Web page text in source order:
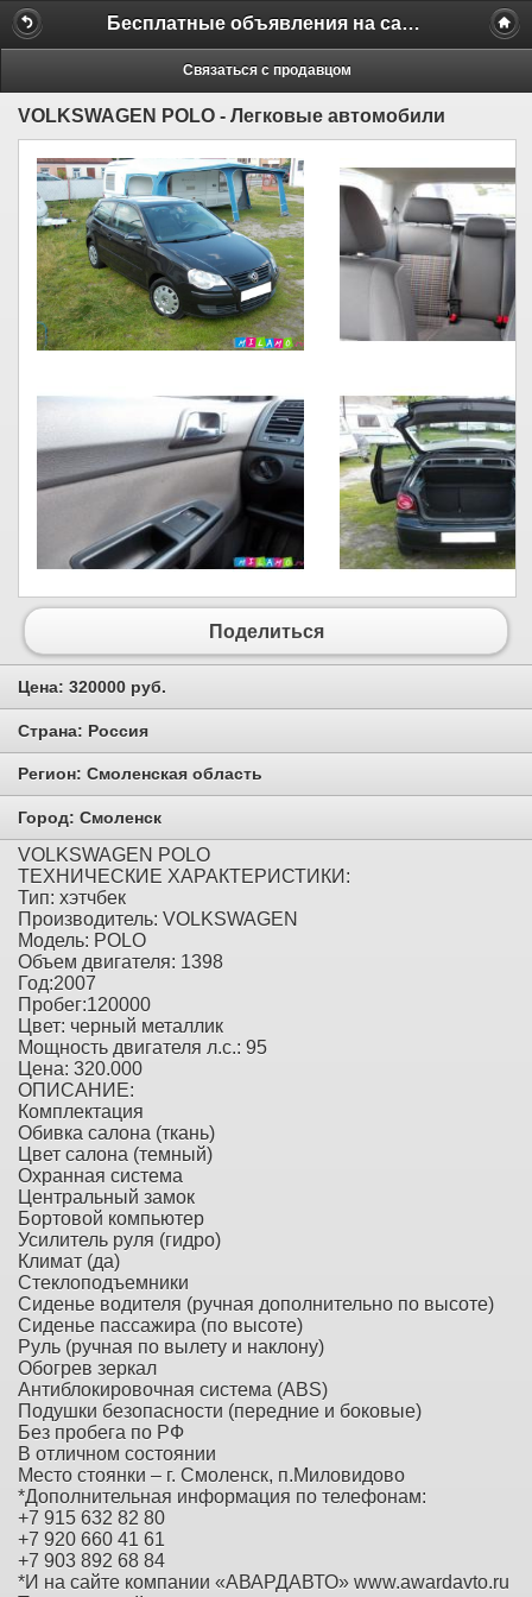
Бесплатные объявления на сайте MILAMO.ru
Связаться с продавцом
VOLKSWAGEN POLO - Легковые автомобили
Поделиться
Цена: 320000 руб.
Страна: Россия
Регион: Смоленская область
Город: Смоленск
VOLKSWAGEN POLO
ТЕХНИЧЕСКИЕ ХАРАКТЕРИСТИКИ:
Тип: хэтчбек
Производитель: VOLKSWAGEN
Модель: POLO
Объем двигателя: 1398
Год:2007
Пробег:120000
Цвет: черный металлик
Мощность двигателя л.с.: 95
Цена: 320.000
ОПИСАНИЕ:
Комплектация
Обивка салона (ткань)
Цвет салона (темный)
Охранная система
Центральный замок
Бортовой компьютер
Усилитель руля (гидро)
Климат (да)
Стеклоподъемники
Сиденье водителя (ручная дополнительно по высоте)
Сиденье пассажира (по высоте)
Руль (ручная по вылету и наклону)
Обогрев зеркал
Антиблокировочная система (ABS)
Подушки безопасности (передние и боковые)
Без пробега по РФ
В отличном состоянии
Место стоянки – г. Смоленск, п.Миловидово
*Дополнительная информация по телефонам:
+7 915 632 82 80
+7 920 660 41 61
+7 903 892 68 84
*И на сайте компании «АВАРДАВТО» www.awardavto.ru